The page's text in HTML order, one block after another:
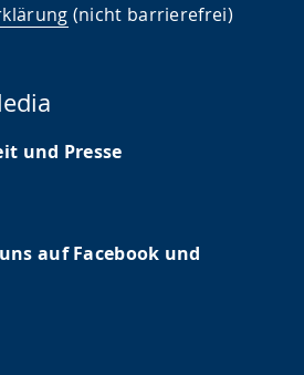
(nicht barrierefrei)
und Presse
auf Facebook und